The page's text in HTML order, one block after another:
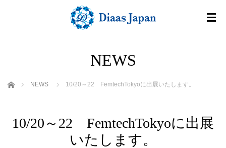
NEWS
ホーム NEWS 10/20～22 FemtechTokyoに出展いたします。
10/20～22 FemtechTokyoに出展
いたします。